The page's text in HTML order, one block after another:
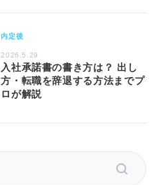
内定後
2026.5.29
入社承諾書の書き方は？ 出し
方・転職を辞退する方法までプ
ロが解説